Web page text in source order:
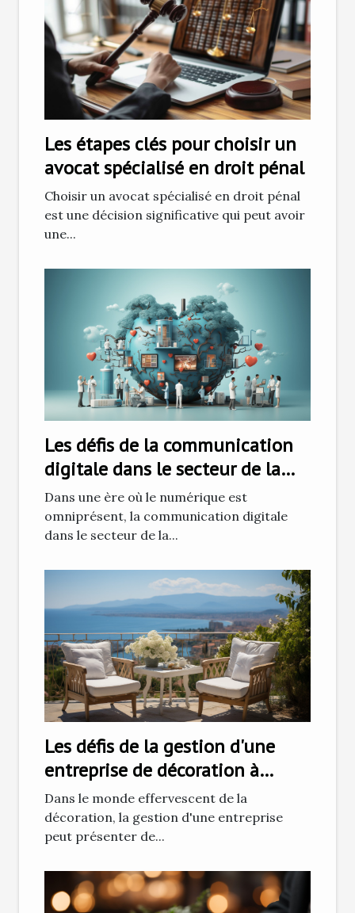
Les étapes clés pour choisir un
avocat spécialisé en droit pénal
Choisir un avocat spécialisé en droit pénal
est une décision significative qui peut avoir
une...
Les défis de la communication
digitale dans le secteur de la
santé
Dans une ère où le numérique est
omniprésent, la communication digitale
dans le secteur de la...
Les défis de la gestion d'une
entreprise de décoration à
Ajaccio
Dans le monde effervescent de la
décoration, la gestion d'une entreprise
peut présenter de...